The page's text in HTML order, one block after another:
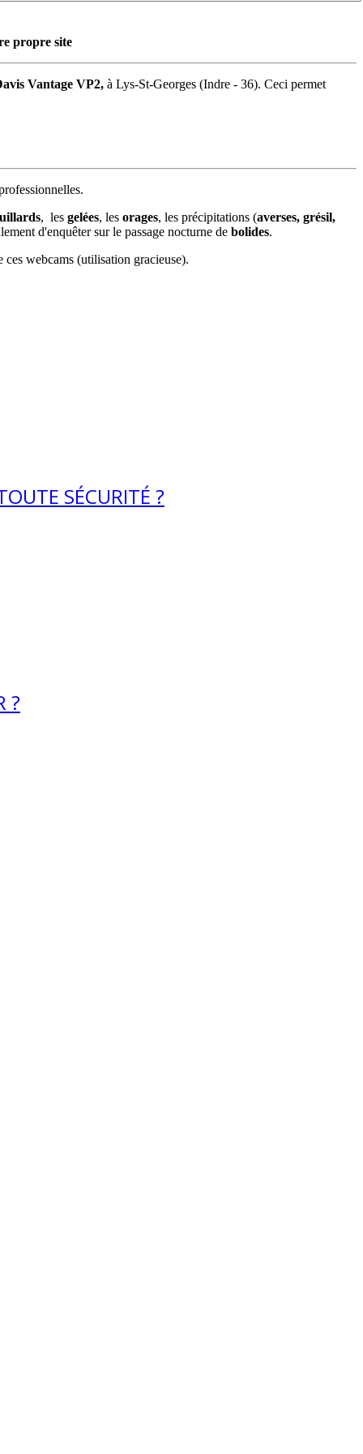
propre site
Vantage VP2, à Lys-St-Georges (Indre - 36). Ceci permet
, les gelées, les orages, les précipitations (averses, grésil,
d'enquêter sur le passage nocturne de bolides.
webcams (utilisation gracieuse).
SÉCURITÉ ?
?